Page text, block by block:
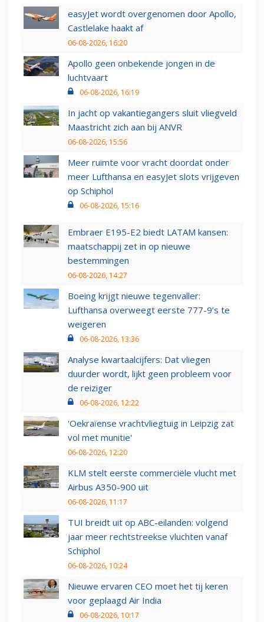
easyJet wordt overgenomen door Apollo,
Castlelake haakt af
06-08-2026, 16:20
Apollo geen onbekende jongen in de
luchtvaart
06-08-2026, 16:19
In jacht op vakantiegangers sluit vliegveld
Maastricht zich aan bij ANVR
06-08-2026, 15:56
Meer ruimte voor vracht doordat onder
meer Lufthansa en easyJet slots vrijgeven
op Schiphol
06-08-2026, 15:16
Embraer E195-E2 biedt LATAM kansen:
maatschappij zet in op nieuwe
bestemmingen
06-08-2026, 14:27
Boeing krijgt nieuwe tegenvaller:
Lufthansa overweegt eerste 777-9’s te
weigeren
06-08-2026, 13:36
Analyse kwartaalcijfers: Dat vliegen
duurder wordt, lijkt geen probleem voor
de reiziger
06-08-2026, 12:22
'Oekraïense vrachtvliegtuig in Leipzig zat
vol met munitie'
06-08-2026, 12:20
KLM stelt eerste commerciële vlucht met
Airbus A350-900 uit
06-08-2026, 11:17
TUI breidt uit op ABC-eilanden: volgend
jaar meer rechtstreekse vluchten vanaf
Schiphol
06-08-2026, 10:24
Nieuwe ervaren CEO moet het tij keren
voor geplaagd Air India
06-08-2026, 10:17